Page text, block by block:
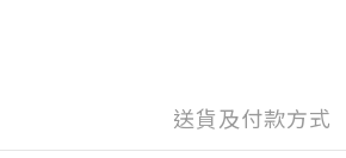
送貨及付款方式